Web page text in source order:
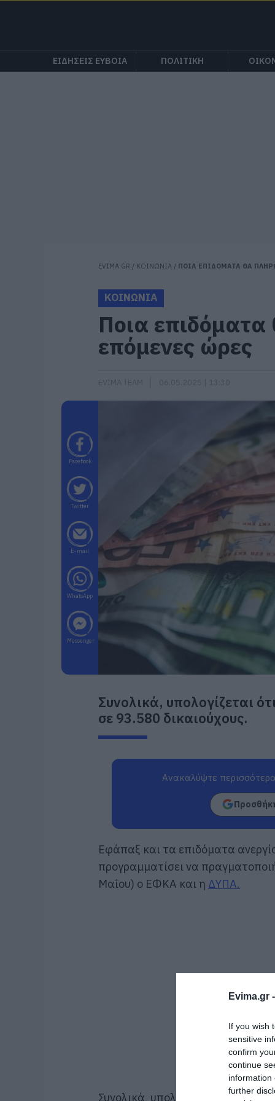
Evima.gr -
If you wish
sensitive
confirm
continue
information
further
ΕΙΔΗΣΕΙΣ ΕΥΒΟΙΑ ΠΟΛΙΤΙΚΗ
EVIMA.GR / ΚΟΙΝΩΝΙΑ / ΠΟΙΑ ΕΠΙΔΟΜΑΤΑ ΘΑ
ΚΟΙΝΩΝΙΑ
Ποια
επόμενες ώρες
Facebook
Twitter
E-mail
WhatsApp
Messenger
Συνολικά, υπολογίζεται
σε 93.580 δικαιούχους.
Ανακαλύψτε
Εφάπαξ και τα επιδόματα
προγραμματίσει να
Μαΐου) ο ΕΦΚΑ και η ΔΥΠΑ.
Συνολικά, υπολογίζεται ότι θα